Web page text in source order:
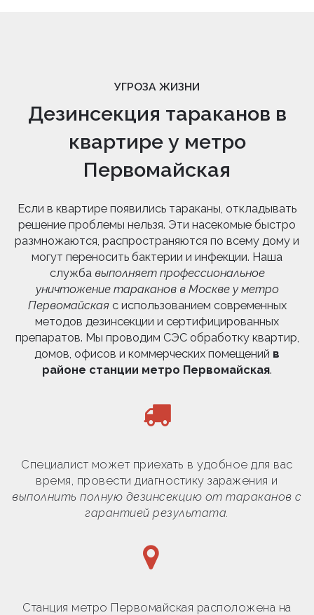
УГРОЗА ЖИЗНИ
Дезинсекция тараканов в
квартире у метро
Первомайская
Если в квартире появились тараканы, откладывать
решение проблемы нельзя. Эти насекомые быстро
размножаются, распространяются по всему дому и
могут переносить бактерии и инфекции. Наша
служба выполняет профессиональное
уничтожение тараканов в Москве у метро
Первомайскаяс использованием современных
методов дезинсекции и сертифицированных
препаратов. Мы проводим СЭС обработку квартир,
домов, офисов и коммерческих помещений в
районе станции метро Первомайская.
Специалист может приехать в удобное для вас
время, провести диагностику заражения и
выполнить полную дезинсекцию от тараканов с
гарантией результата.
Станция метро Первомайская расположена на